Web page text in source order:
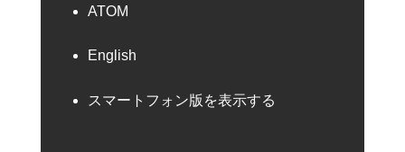
ATOM
English
スマートフォン版を表示する